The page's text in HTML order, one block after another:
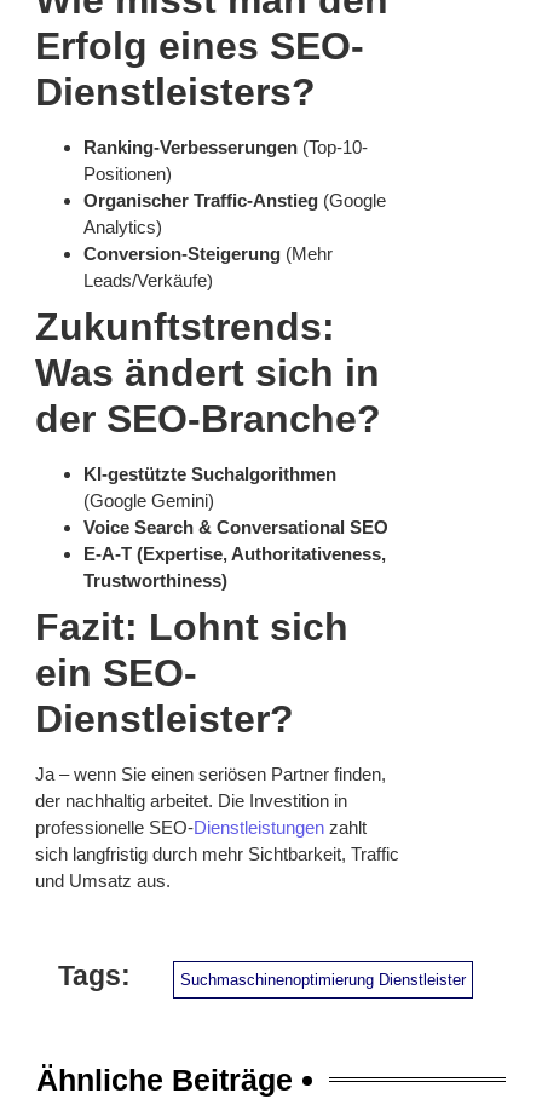
Erfolg eines SEO-
Dienstleisters?
Ranking-Verbesserungen (Top-10-
Positionen)
Organischer Traffic-Anstieg (Google
Analytics)
Conversion-Steigerung (Mehr
Leads/Verkäufe)
Zukunftstrends:
Was ändert sich in
der SEO-Branche?
KI-gestützte Suchalgorithmen
(Google Gemini)
Voice Search & Conversational SEO
E-A-T (Expertise, Authoritativeness,
Trustworthiness)
Fazit: Lohnt sich
ein SEO-
Dienstleister?
Ja – wenn Sie einen seriösen Partner finden,
der nachhaltig arbeitet. Die Investition in
professionelle SEO-Dienstleistungen zahlt
sich langfristig durch mehr Sichtbarkeit, Traffic
und Umsatz aus.
Tags: Suchmaschinenoptimierung Dienstleister
Ähnliche Beiträge